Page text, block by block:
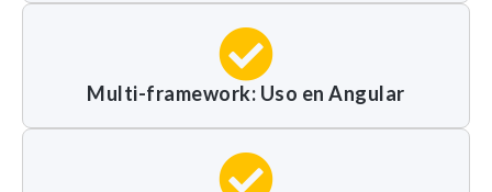
Multi-framework: Uso en Angular
ofertas